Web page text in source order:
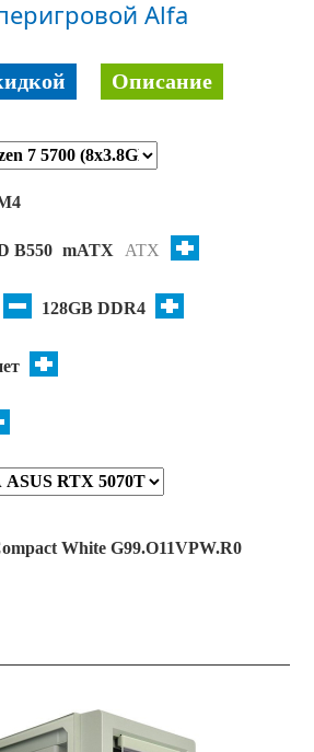
Alfa
Описание
B550 mATX ATX
128GB DDR4
White G99.O11VPW.R0